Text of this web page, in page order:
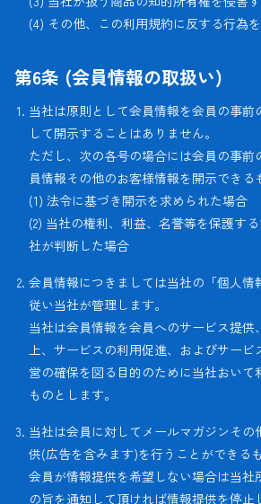
(4) その他、この利用規約に反する行為
第6条 (会員情報の取扱い)
当社は原則として会員情報を会員の事前
して開示することはありません。
ただし、次の各号の場合には会員の事前
員情報その他のお客様情報を開示できる
(1) 法令に基づき開示を求められた場合
(2) 当社の権利、利益、名誉等を保護す
社が判断した場合
会員情報につきましては当社の「個人情
従い当社が管理します。
当社は会員情報を会員へのサービス提供
上、サービスの利用促進、およびサービ
営の確保を図る目的のために当社おいて
ものとします。
当社は会員に対してメールマガジンその
供(広告を含みます)を行うことができる
会員が情報提供を希望しない場合は当社
の旨を通知して頂ければ情報提供を停止